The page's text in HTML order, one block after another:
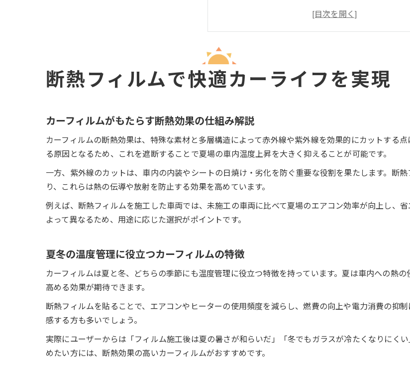
断熱フィルムは効果なしとの違いを検証する
カーフィルムでエアコン効率と燃費を向上
断熱フィルムの省エネ効果と経済的なメリ
カーフィルムで夏冬のエネルギー消費を抑え
断熱フィルムで電気代や燃料費の節約を実
夏冬の温度対策に役立つ断熱フィルム
カーフィルムが夏の暑さ・冬の寒さを抑え
遮熱フィルムと断熱フィルムの違いと効果
車 断熱フィルムは冬も快適に過ごせるか検証
自分でできるカーフィルム断熱施工法
DIYでカーフィルム施工を成功させるコツ
断熱効果を最大限に引き出す貼り方のコツ
断熱フィルムが車内環境を守る秘訣
カーフィルムで車内の日焼けや劣化を防ぐ方
断熱フィルムで快適カーライフを実現
カーフィルムがもたらす断熱効果の仕組み解説
カーフィルムの断熱効果は、特殊な素材と多層構造によって赤外線や紫外線を効果的にカットする
る原因となるため、これを遮断することで夏場の車内温度上昇を大きく抑えることが可能です。
一方、紫外線のカットは、車内の内装やシートの日焼け・劣化を防ぐ重要な役割を果たします。断
り、これらは熱の伝導や放射を防止する効果を高めています。
例えば、断熱フィルムを施工した車両では、未施工の車両に比べて夏場のエアコン効率が向上し、
よって異なるため、用途に応じた選択がポイントです。
夏冬の温度管理に役立つカーフィルムの特徴
カーフィルムは夏と冬、どちらの季節にも温度管理に役立つ特徴を持っています。夏は車内への熱
高める効果が期待できます。
断熱フィルムを貼ることで、エアコンやヒーターの使用頻度を減らし、燃費の向上や電力消費の抑
感する方も多いでしょう。
実際にユーザーからは「フィルム施工後は夏の暑さが和らいだ」「冬でもガラスが冷たくなりにく
めたい方には、断熱効果の高いカーフィルムがおすすめです。